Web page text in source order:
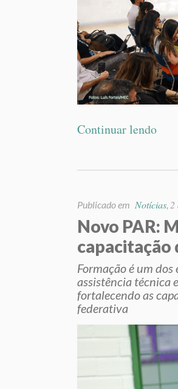
Continuar lendo
Publicado em Notícias 2
Novo PAR:
capacitação
Formação é um
assistência técnica
fortalecendo as
federativa